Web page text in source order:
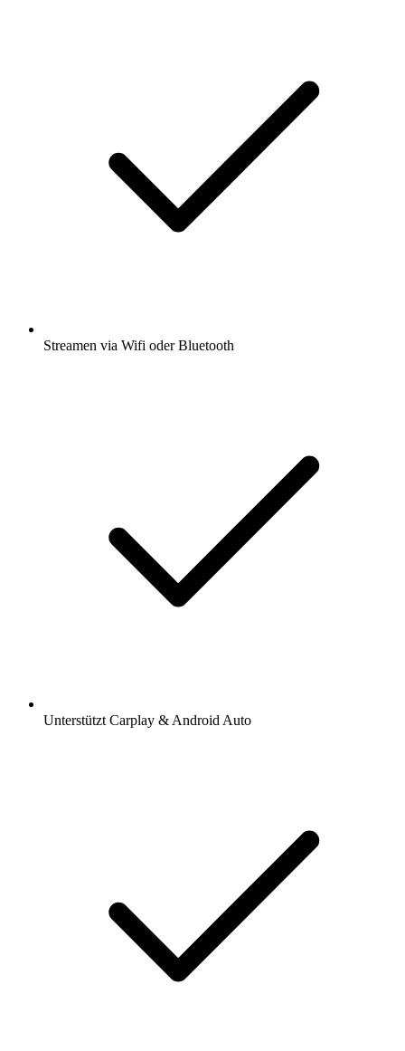
Streamen via Wifi oder Bluetooth
Unterstützt Carplay & Android Auto